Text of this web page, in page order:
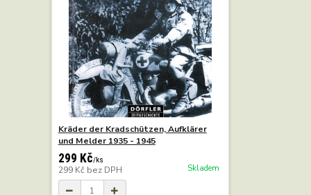
Kräder der Kradschützen, Aufklärer
und Melder 1935 - 1945
299 Kč/ks
299 Kč bez DPH Skladem